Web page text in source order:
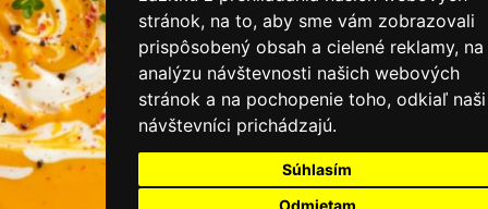
stránok, na to, aby sme vám zobrazovali
prispôsobený obsah a cielené reklamy, na
analýzu návštevnosti našich webových
stránok a na pochopenie toho, odkiaľ naši
návštevníci prichádzajú.
Súhlasím
Odmietam
PRIHLÁSIŤ SA DO ZÁKAZNÍCKEJ ZÓNY
Všeobecné obchodné podmienky
Ochrana osobných údajov
Cookies
Moje KamNaMenu